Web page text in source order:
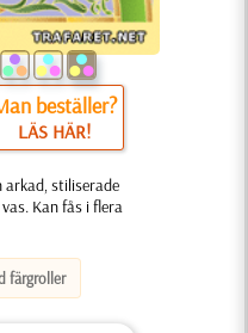
beställer?
LÄS HÄR!
arkad, stiliserade
Kan fås i flera
färgroller